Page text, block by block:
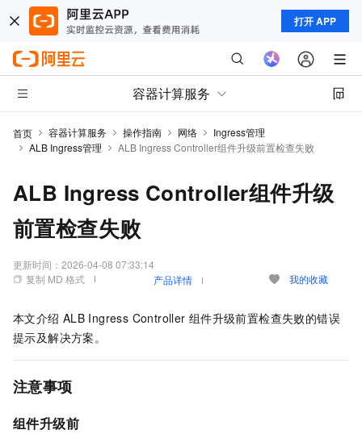
打开 APP
容器计算服务
首页 容器计算服务 操作指南 网络
Ingress管理
ALB Ingress管理
ALB Ingress Controller组件升级前置检查失败
ALB Ingress Controller组件升级
前置检查失败
更新时间： 2026-04-08 07:33:14
复制 MD 格式
产品详情 我的收藏
本文介绍 ALB Ingress Controller 组件升级前置检查失败的错误
提示及解决方案。
注意事项
组件升级前